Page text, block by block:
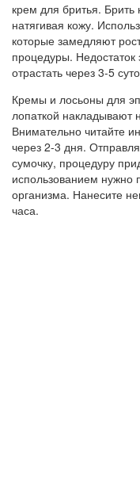
крем для бритья.
натягивая кожу.
которые замедляют
процедуры. Недостаток
отрастать через 3-5
Кремы и лосьоны для
лопаткой накладывают
Внимательно читайте
через 2-3 дня.
сумочку, процедуру
использованием нужно
организма. Нанесите
часа.